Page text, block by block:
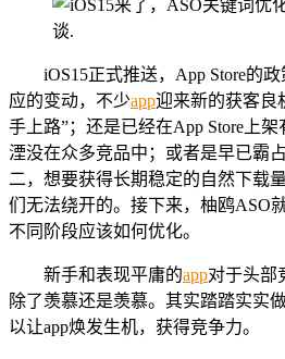
iOS15正式推送，App Store的
应的变动，不少app迎来新的获客良
手上路”；还是已经在App Store上
湮没在众多竞品中；或者是早已霸
二，想要获得长期稳定的自然下载
们无法绕开的。接下来，柚鸥ASO
不同阶段应该如何优化。
新手和表现平庸的app对于头部
除了羡慕还是羡慕。其实踏踏实实
以让app焕发生机，获得竞争力。